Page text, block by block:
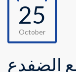
25
October
الضفدع